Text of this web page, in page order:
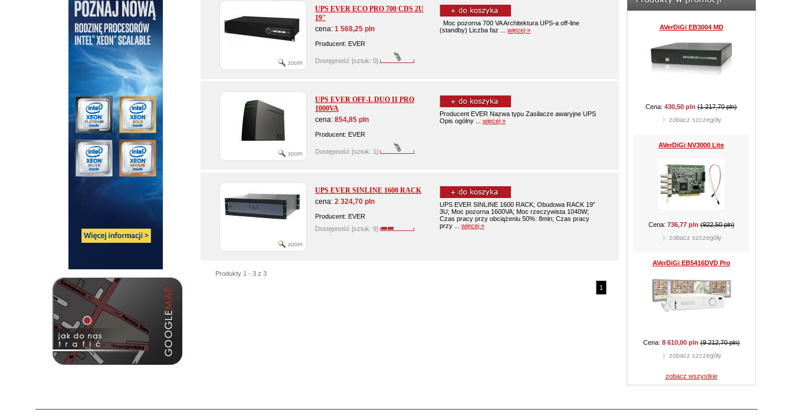
UPS EVER ECO PRO 700 CDS 2U
19''
cena: 1 568,25 pln
Producent: EVER
Dostępność [sztuk: 0]
Moc pozorna 700 VA Architektura UPS-a off-line
(standby) Liczba faz ... więcej »
UPS EVER OFF-L DUO II PRO
1000VA
cena: 854,85 pln
Producent: EVER
Dostępność [sztuk: 1]
Producent EVER Nazwa typu Zasilacze awaryjne UPS
Opis ogólny ... więcej »
UPS EVER SINLINE 1600 RACK
cena: 2 324,70 pln
Producent: EVER
Dostępność [sztuk: 9]
UPS EVER SINLINE 1600 RACK; Obudowa RACK 19”
3U; Moc pozorna 1600VA; Moc rzeczywista 1040W;
Czas pracy przy obciążeniu 50%: 8min; Czas pracy
przy ... więcej »
Produkty 1 - 3 z 3
1
zobacz szczegóły
JVC TK-C921BEG
zobacz szczegóły
CAMSTAR CAM-815D
zobacz szczegóły
CAMSTAR CAM-510B
zobacz szczegóły
CAMSTAR CAM-210D
zobacz wszystkie